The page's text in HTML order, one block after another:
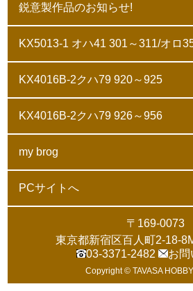
鋭意製作品のお知らせ!
KX5013-1 オハ41 301～311/オロ
KX4016B-2クハ79 920～925
KX4016B-2クハ79 926～956
my brog
PCサイトへ
〒169-0073
東京都新宿区百人町2-18-
03-3371-2482
お問
Copyright © TAVASA